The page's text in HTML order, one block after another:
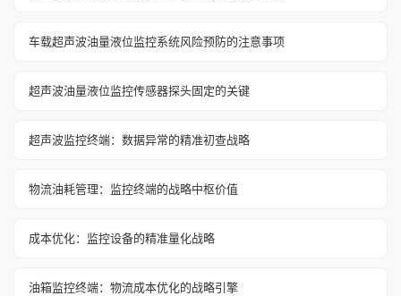
车载超声波油量液位监控系统风险预防的注意事项
超声波油量液位监控传感器探头固定的关键
超声波监控终端：数据异常的精准初查战略
物流油耗管理：监控终端的战略中枢价值
成本优化：监控设备的精准量化战略
油箱监控终端：物流成本优化的战略引擎